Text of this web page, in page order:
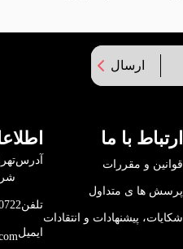
ارسال
ارتباط با ما
قوانین و مقررات
پرسش ها ی متداول
شکایات، پیشنهادات و انتقادات
آدرس
تلفن
ایمیل